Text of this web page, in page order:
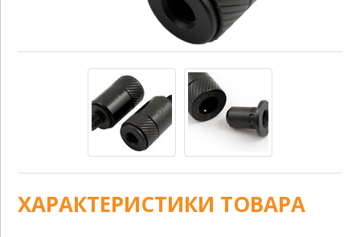
ХАРАКТЕРИСТИКИ ТОВАРА